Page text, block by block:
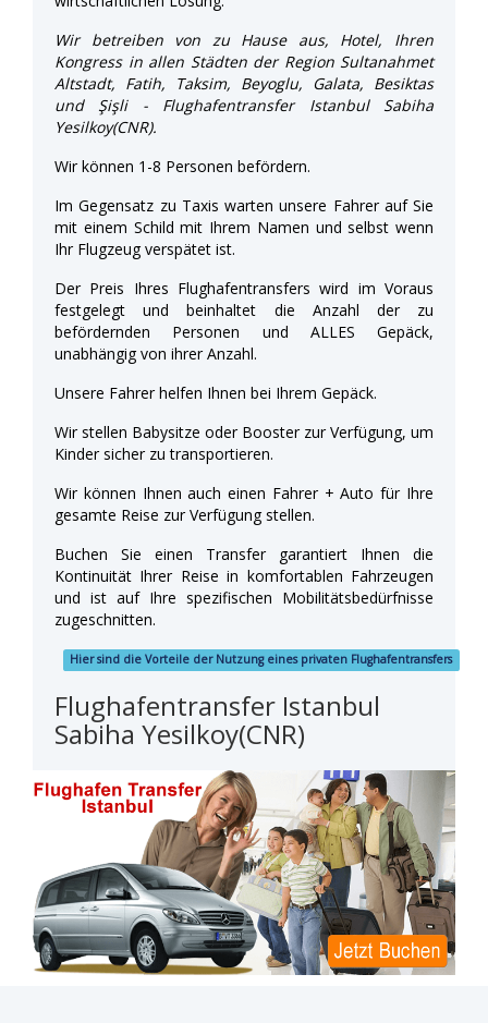
Wir betreiben von zu Hause aus, Hotel, Ihren
Kongress in allen Städten der Region Sultanahmet
Altstadt, Fatih, Taksim, Beyoglu, Galata, Besiktas
und Şişli - Flughafentransfer Istanbul Sabiha
Yesilkoy(CNR).
Wir können 1-8 Personen befördern.
Im Gegensatz zu Taxis warten unsere Fahrer auf Sie
mit einem Schild mit Ihrem Namen und selbst wenn
Ihr Flugzeug verspätet ist.
Der Preis Ihres Flughafentransfers wird im Voraus
festgelegt und beinhaltet die Anzahl der zu
befördernden Personen und ALLES Gepäck,
unabhängig von ihrer Anzahl.
Unsere Fahrer helfen Ihnen bei Ihrem Gepäck.
Wir stellen Babysitze oder Booster zur Verfügung, um
Kinder sicher zu transportieren.
Wir können Ihnen auch einen Fahrer + Auto für Ihre
gesamte Reise zur Verfügung stellen.
Buchen Sie einen Transfer garantiert Ihnen die
Kontinuität Ihrer Reise in komfortablen Fahrzeugen
und ist auf Ihre spezifischen Mobilitätsbedürfnisse
zugeschnitten.
Hier sind die Vorteile der Nutzung eines privaten Flughafentransfers
Flughafentransfer Istanbul
Sabiha Yesilkoy(CNR)